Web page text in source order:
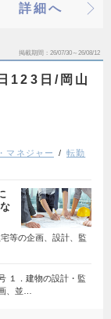
詳細へ
掲載期間 26/07/30～26/08/12
123日/岡山
マネジャー
転勤
等の企画、設計、監
１．建物の設計・監
、並…